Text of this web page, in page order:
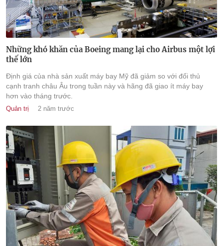
Những khó khăn của Boeing mang lại cho Airbus một lợi
thế lớn
Định giá của nhà sản xuất máy bay Mỹ đã giảm so với đối thủ
cạnh tranh châu Âu trong tuần này và hãng đã giao ít máy bay
hơn vào tháng trước.
Quản trị 2 năm trước